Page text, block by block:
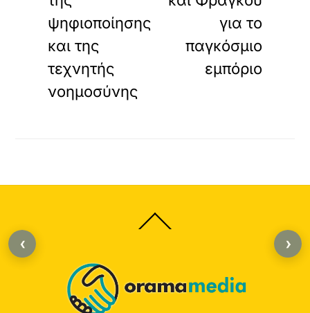
ψηφιοποίησης
και της
τεχνητής
νοημοσύνης
για το
παγκόσμιο
εμπόριο
Back
To
‹ ›